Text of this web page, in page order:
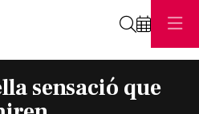
sensació que